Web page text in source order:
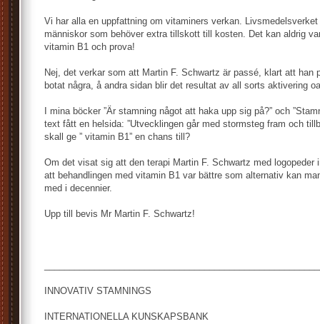
Vi har alla en uppfattning om vitaminers verkan.
människor som behöver extra tillskott till kosten. Det kan aldrig
vitamin B1 och prova!
Nej, det verkar som att Martin F. Schwartz är passé, klart att han
botat några, å andra sidan blir det resultat av all sorts aktivering
I mina böcker ”Är stamning något att haka upp sig på?” och
text fått en helsida: ”Utvecklingen går med stormsteg fram och
skall ge ” vitamin B1” en chans till?
Om det visat sig att den terapi Martin F. Schwartz med logopeder
att behandlingen med vitamin B1 var bättre som alternativ kan
med i decennier.
Upp till bevis Mr Martin F. Schwartz!
INNOVATIV STAMNINGS
INTERNATIONELLA KUNSKAPSBANK